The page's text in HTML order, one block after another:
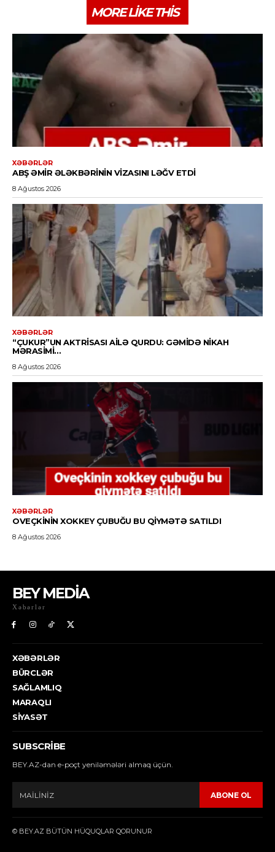
BEY MEDİA
Xəbərlər
XƏBƏRLƏR
BÜRCLƏR
SAĞLAMLIQ
MARAQLI
SIYASƏT
SUBSCRIBE
BEY.AZ-dan e-poçt yeniləmələri almaq üçün.
ABONE OL
© BEY.AZ BÜTÜN HÜQUQLAR QORUNUR